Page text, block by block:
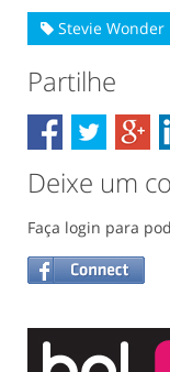
Stevie Wonder
Partilhe
Deixe um
Faça login para